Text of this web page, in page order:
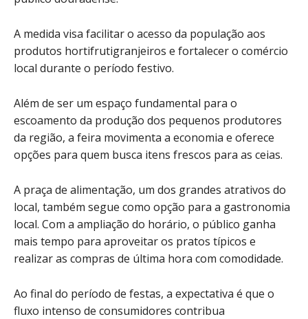
A medida visa facilitar o acesso da população aos
produtos hortifrutigranjeiros e fortalecer o comércio
local durante o período festivo.
Além de ser um espaço fundamental para o
escoamento da produção dos pequenos produtores
da região, a feira movimenta a economia e oferece
opções para quem busca itens frescos para as ceias.
A praça de alimentação, um dos grandes atrativos do
local, também segue como opção para a gastronomia
local. Com a ampliação do horário, o público ganha
mais tempo para aproveitar os pratos típicos e
realizar as compras de última hora com comodidade.
Ao final do período de festas, a expectativa é que o
fluxo intenso de consumidores contribua